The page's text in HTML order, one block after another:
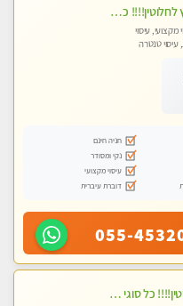
חיפה-מומלץ לחלוטין!!!! כל סוגי העיסויים מעסה ישראלית מהממת, מקצועית ואיכותית פרטי!!! לא עונה לחסוי- ללא מין !
מקצועי, עיסוי
טנטרה
חניה חינם
נקי ומסודר
עיסוי מקצועי
דוברת עיברית
055-
מומלץ לחלוטין!!!! כל סוגי העיסויים מעסה מקצועית ואיכותית פרטי!!!